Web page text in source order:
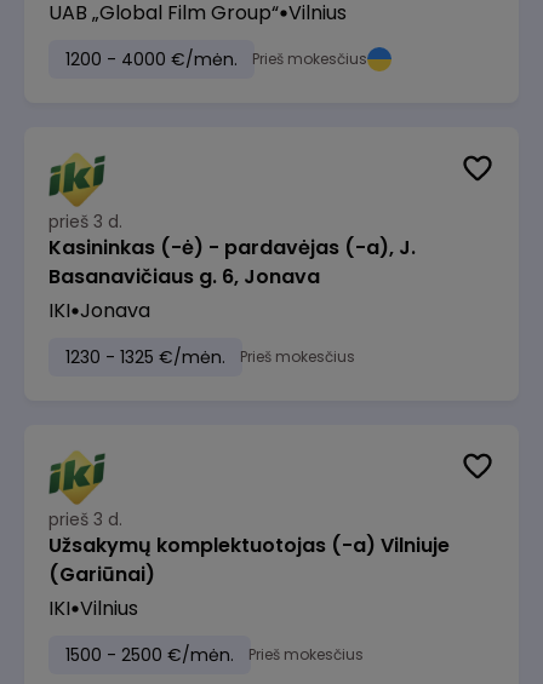
UAB „Global Film Group“ Vilnius
1200 - 4000 €/mėn. Prieš mokesčius
prieš 3 d.
Kasininkas (-ė) - pardavėjas (-a), J.
Basanavičiaus g. 6, Jonava
IKI Jonava
1230 - 1325 €/mėn. Prieš mokesčius
prieš 3 d.
Užsakymų komplektuotojas (-a) Vilniuje
(Gariūnai)
IKI Vilnius
1500 - 2500 €/mėn. Prieš mokesčius